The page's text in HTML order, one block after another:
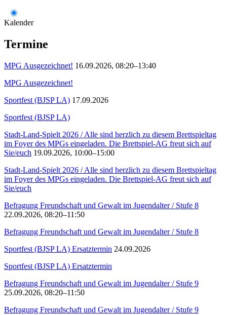
Kalender
Termine
MPG Ausgezeichnet! 16.09.2026, 08:20–13:40
MPG Ausgezeichnet!
Sportfest (BJSP LA) 17.09.2026
Sportfest (BJSP LA)
Stadt-Land-Spielt 2026 / Alle sind herzlich zu diesem Brettspieltag
im Foyer des MPGs eingeladen. Die Brettspiel-AG freut sich auf
Sie/euch 19.09.2026, 10:00–15:00
Stadt-Land-Spielt 2026 / Alle sind herzlich zu diesem Brettspieltag
im Foyer des MPGs eingeladen. Die Brettspiel-AG freut sich auf
Sie/euch
Befragung Freundschaft und Gewalt im Jugendalter / Stufe 8
22.09.2026, 08:20–11:50
Befragung Freundschaft und Gewalt im Jugendalter / Stufe 8
Sportfest (BJSP LA) Ersatztermin 24.09.2026
Sportfest (BJSP LA) Ersatztermin
Befragung Freundschaft und Gewalt im Jugendalter / Stufe 9
25.09.2026, 08:20–11:50
Befragung Freundschaft und Gewalt im Jugendalter / Stufe 9